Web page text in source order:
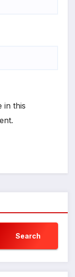
in this
Search